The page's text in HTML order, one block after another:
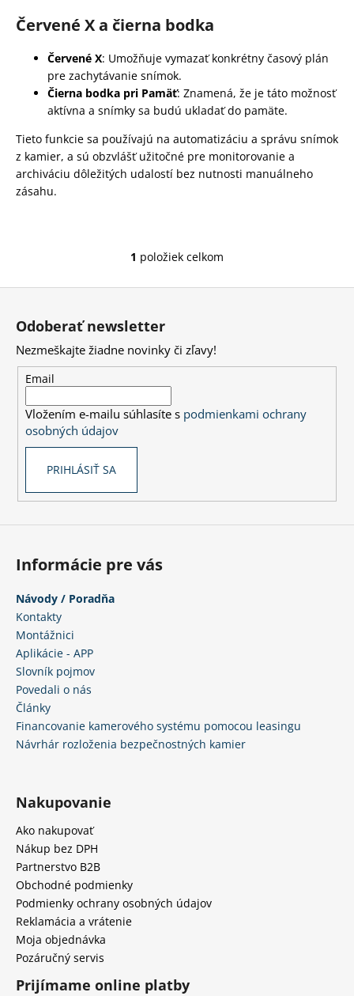
Červené X a čierna bodka
Červené X: Umožňuje vymazať konkrétny časový plán
pre zachytávanie snímok.
Čierna bodka pri Pamäť: Znamená, že je táto možnosť
aktívna a snímky sa budú ukladať do pamäte.
Tieto funkcie sa používajú na automatizáciu a správu snímok
z kamier, a sú obzvlášť užitočné pre monitorovanie a
archiváciu dôležitých udalostí bez nutnosti manuálneho
zásahu.
O
a
c
p
v
ý
1 položiek celkom
Z
Odoberať newsletter
Nezmeškajte žiadne novinky či zľavy!
Email
Vložením e-mailu súhlasíte s podmienkami ochrany
osobných údajov
PRIHLÁSIŤ SA
Informácie pre vás
Návody / Poradňa
Kontakty
Montážnici
Aplikácie - APP
Slovník pojmov
Povedali o nás
Články
Financovanie kamerového systému pomocou leasingu
Návrhár rozloženia bezpečnostných kamier
Nakupovanie
Ako nakupovať
Nákup bez DPH
Partnerstvo B2B
Obchodné podmienky
Podmienky ochrany osobných údajov
Reklamácia a vrátenie
Moja objednávka
Pozáručný servis
Prijímame online platby